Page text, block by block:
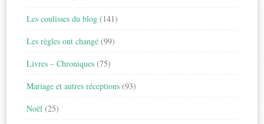
Les coulisses du blog (141)
Les règles ont changé (99)
Livres – Chroniques (75)
Mariage et autres réceptions (93)
Noël (25)